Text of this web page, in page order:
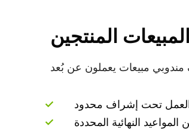
المنتجين
تحت إشراف محدود
النهائية المحددة